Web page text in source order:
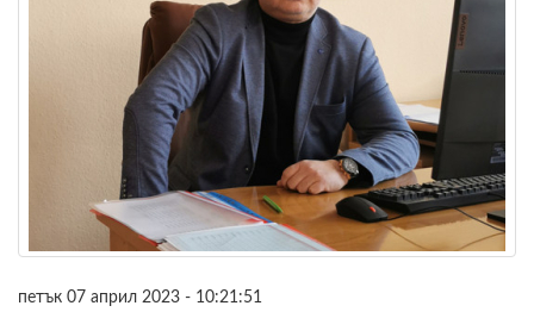
петък 07 април 2023 - 10:21:51